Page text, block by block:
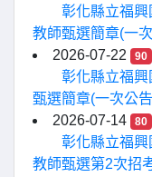
彰化縣立福
教師甄選簡章(一
2026-07-22
90
彰化縣立福
甄選簡章(一次公
2026-07-14
80
彰化縣立福
教師甄選第2次招